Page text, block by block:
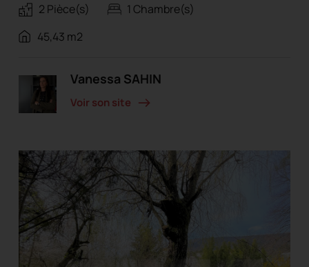
2 Pièce(s)
1 Chambre(s)
45,43 m2
Vanessa SAHIN
Voir son site